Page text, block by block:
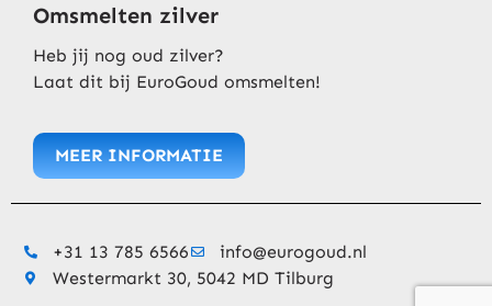
Omsmelten zilver
Heb jij nog oud zilver?
Laat dit bij EuroGoud omsmelten!
MEER INFORMATIE
+31 13 785 6566
info@eurogoud.nl
Westermarkt 30, 5042 MD Tilburg